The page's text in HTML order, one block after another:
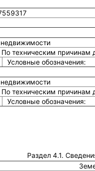
По техническим причинам
Условные обозначения:
По техническим причинам
Условные обозначения:
Раздел 4.1.